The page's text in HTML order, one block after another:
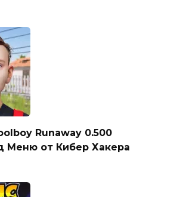
Runaway 0.500
Меню от Кибер Хакера